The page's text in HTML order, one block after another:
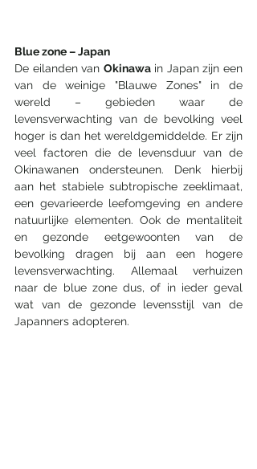
Blue zone – Japan
De eilanden van Okinawa in Japan zijn een
van de weinige "Blauwe Zones" in de
wereld – gebieden waar de
levensverwachting van de bevolking veel
hoger is dan het wereldgemiddelde. Er zijn
veel factoren die de levensduur van de
Okinawanen ondersteunen. Denk hierbij
aan het stabiele subtropische zeeklimaat,
een gevarieerde leefomgeving en andere
natuurlijke elementen. Ook de mentaliteit
en gezonde eetgewoonten van de
bevolking dragen bij aan een hogere
levensverwachting. Allemaal verhuizen
naar de blue zone dus, of in ieder geval
wat van de gezonde levensstijl van de
Japanners adopteren.